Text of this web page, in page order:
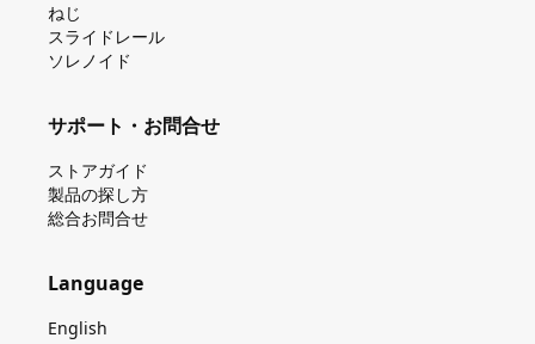
ねじ
スライドレール
ソレノイド
サポート・お問合せ
ストアガイド
製品の探し⽅
総合お問合せ
Language
English